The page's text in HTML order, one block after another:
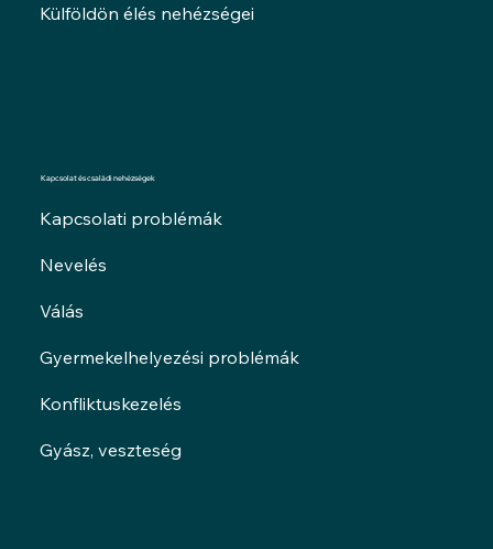
Kapcsolat és családi nehézségek
Kapcsolati problémák
Nevelés
Válás
Gyermekelhelyezési problémák
Konfliktuskezelés
Gyász, veszteség
Külföldön élés nehézségei